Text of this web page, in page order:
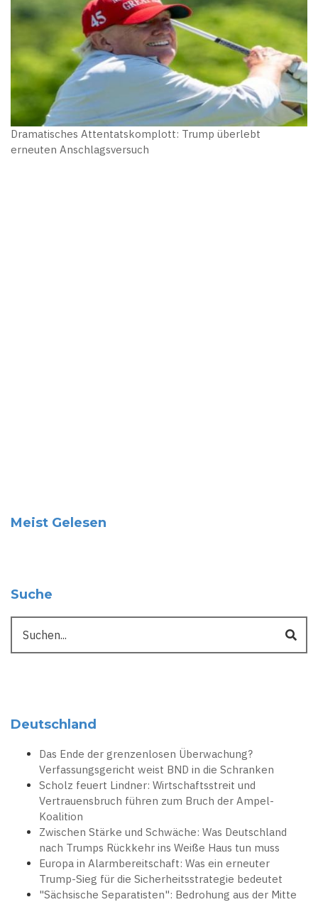
Dramatisches Attentatskomplott: Trump überlebt
erneuten Anschlagsversuch
Meist Gelesen
Suche
Deutschland
Das Ende der grenzenlosen Überwachung?
Verfassungsgericht weist BND in die Schranken
Scholz feuert Lindner: Wirtschaftsstreit und
Vertrauensbruch führen zum Bruch der Ampel-
Koalition
Zwischen Stärke und Schwäche: Was Deutschland
nach Trumps Rückkehr ins Weiße Haus tun muss
Europa in Alarmbereitschaft: Was ein erneuter
Trump-Sieg für die Sicherheitsstrategie bedeutet
"Sächsische Separatisten": Bedrohung aus der Mitte